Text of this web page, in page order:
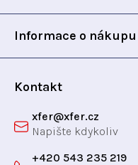
Informace o nákupu
Kontakt
xfer@xfer.cz
+420 543 235 219